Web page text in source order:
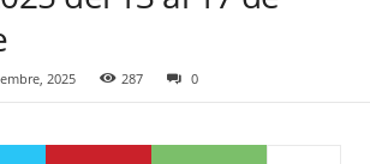
2025 287 0